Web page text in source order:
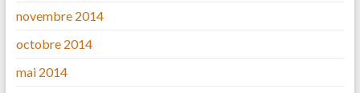
novembre 2014
octobre 2014
mai 2014